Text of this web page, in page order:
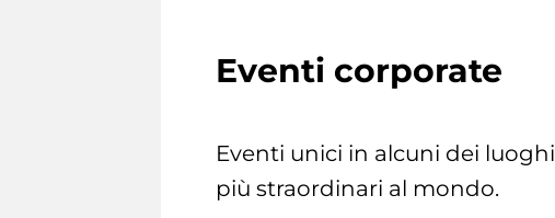
Eventi corporate
Eventi unici in alcuni dei luoghi
più straordinari al mondo.